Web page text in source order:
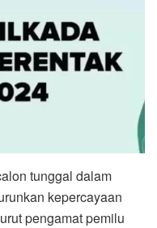
tunggal dalam
kepercayaan
pengamat pemilu